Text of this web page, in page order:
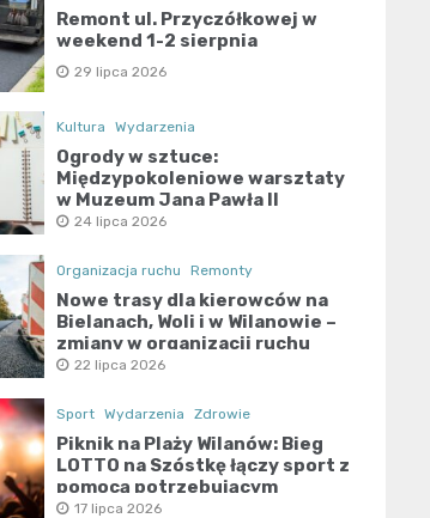
Remont ul. Przyczółkowej w
weekend 1-2 sierpnia
29 lipca 2026
Kultura Wydarzenia
Ogrody w sztuce:
Międzypokoleniowe warsztaty
w Muzeum Jana Pawła II
24 lipca 2026
Organizacja ruchu Remonty
Nowe trasy dla kierowców na
Bielanach, Woli i w Wilanowie –
zmiany w organizacji ruchu
22 lipca 2026
Sport Wydarzenia Zdrowie
Piknik na Plaży Wilanów: Bieg
LOTTO na Szóstkę łączy sport z
pomocą potrzebującym
17 lipca 2026